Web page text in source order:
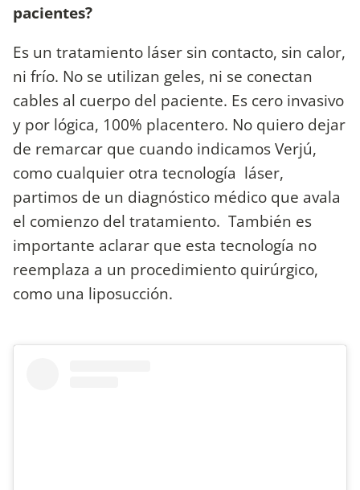
pacientes?
Es un tratamiento láser sin contacto, sin calor,
ni frío. No se utilizan geles, ni se conectan
cables al cuerpo del paciente. Es cero invasivo
y por lógica, 100% placentero. No quiero dejar
de remarcar que cuando indicamos Verjú,
como cualquier otra tecnología láser,
partimos de un diagnóstico médico que avala
el comienzo del tratamiento. También es
importante aclarar que esta tecnología no
reemplaza a un procedimiento quirúrgico,
como una liposucción.